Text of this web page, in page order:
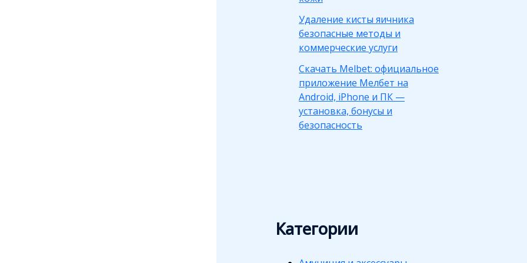
Удаление кисты яичника
безопасные методы и
коммерческие услуги
Скачать Melbet: официальное
приложение Мелбет на
Android, iPhone и ПК —
установка, бонусы и
безопасность
Категории